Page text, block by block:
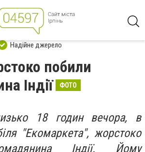
Надійне джерело
побили
Індії
ФОТО
18 годин вечора, в
"Екомаркета", жорстоко
Індії. Йому